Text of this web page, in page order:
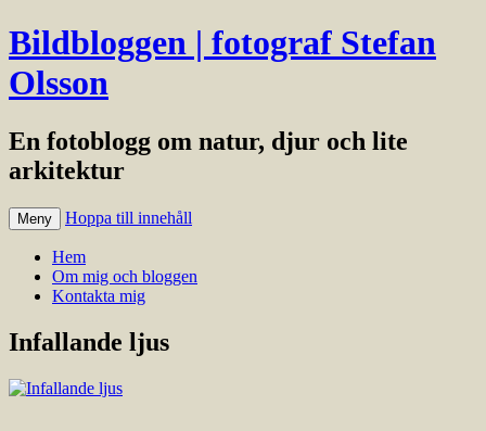
Bildbloggen | fotograf Stefan
Olsson
En fotoblogg om natur, djur och lite
arkitektur
Meny Hoppa till innehåll
Hem
Om mig och bloggen
Kontakta mig
Infallande ljus